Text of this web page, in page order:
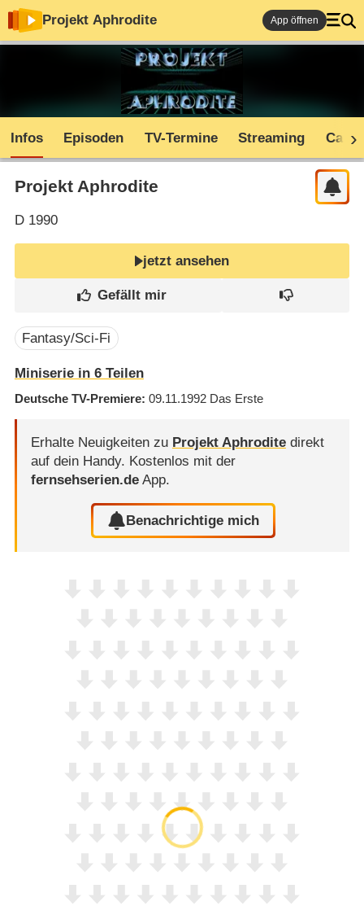
Projekt Aphrodite App öffnen
Infos Episoden TV-Termine Streaming Cast
Projekt Aphrodite
D1990
jetzt ansehen
Fantasy/Sci-Fi
Miniserie in 6 Teilen
Deutsche TV-Premiere 09.11.1992 Das Erste
Erhalte Neuigkeiten zu Projekt Aphroditedirekt
auf dein Handy. Kostenlos mit der
fernsehserien.deApp.
Benachrichtige mich